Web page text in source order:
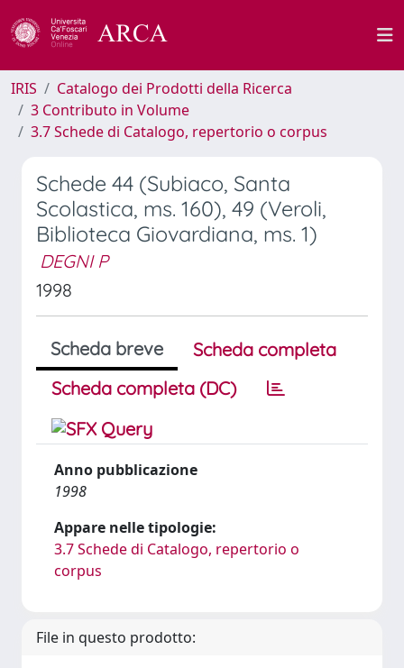
IRIS
Catalogo dei Prodotti della Ricerca
3 Contributo in Volume
3.7 Schede di Catalogo, repertorio o corpus
Schede 44 (Subiaco, Santa
Scolastica, ms. 160), 49 (Veroli,
Biblioteca Giovardiana, ms. 1)
DEGNI P
1998
Scheda breve
Scheda completa
Scheda completa (DC)
Anno pubblicazione
1998
Appare nelle tipologie:
3.7 Schede di Catalogo, repertorio o
corpus
File in questo prodotto: